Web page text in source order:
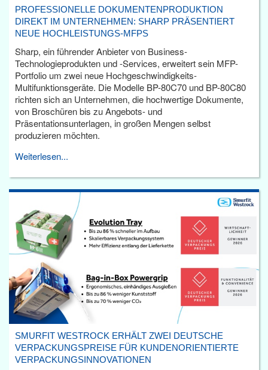
PROFESSIONELLE DOKUMENTENPRODUKTION
DIREKT IM UNTERNEHMEN: SHARP PRÄSENTIERT
NEUE HOCHLEISTUNGS-MFPS
Sharp, ein führender Anbieter von Business-
Technologieprodukten und -Services, erweitert sein MFP-
Portfolio um zwei neue Hochgeschwindigkeits-
Multifunktionsgeräte. Die Modelle BP-80C70 und BP-80C80
richten sich an Unternehmen, die hochwertige Dokumente,
von Broschüren bis zu Angebots- und
Präsentationsunterlagen, in großen Mengen selbst
produzieren möchten.
Weiterlesen...
SMURFIT WESTROCK ERHÄLT ZWEI DEUTSCHE
VERPACKUNGSPREISE FÜR KUNDENORIENTIERTE
VERPACKUNGSINNOVATIONEN